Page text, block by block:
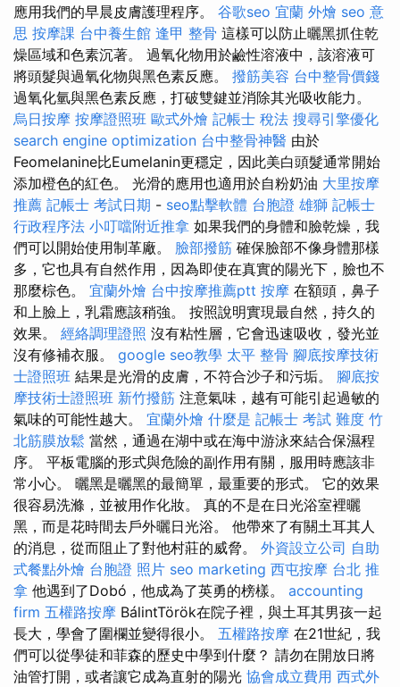
應用我們的早晨皮膚護理程序。 谷歌seo 宜蘭 外燴 seo 意
思 按摩課 台中養生館 逢甲 整骨 這樣可以防止曬黑抓住乾
燥區域和色素沉著。 過氧化物用於鹼性溶液中，該溶液可
將頭髮與過氧化物與黑色素反應。 撥筋美容 台中整骨價錢
過氧化氫與黑色素反應，打破雙鍵並消除其光吸收能力。
烏日按摩 按摩證照班 歐式外燴 記帳士 稅法 搜尋引擎優化
search engine optimization 台中整骨神醫 由於
Feomelanine比Eumelanin更穩定，因此美白頭髮通常開始
添加橙色的紅色。 光滑的應用也適用於自粉奶油 大里按摩
推薦 記帳士 考試日期 - seo點擊軟體 台胞證 雄獅 記帳士
行政程序法 小叮噹附近推拿 如果我們的身體和臉乾燥，我
們可以開始使用制革廠。 臉部撥筋 確保臉部不像身體那樣
多，它也具有自然作用，因為即使在真實的陽光下，臉也不
那麼棕色。 宜蘭外燴 台中按摩推薦ptt 按摩 在額頭，鼻子
和上臉上，乳霜應該稍強。 按照說明實現最自然，持久的
效果。 經絡調理證照 沒有粘性層，它會迅速吸收，發光並
沒有修補衣服。 google seo教學 太平 整骨 腳底按摩技術
士證照班 結果是光滑的皮膚，不符合沙子和污垢。 腳底按
摩技術士證照班 新竹撥筋 注意氣味，越有可能引起過敏的
氣味的可能性越大。 宜蘭外燴 什麼是 記帳士 考試 難度 竹
北筋膜放鬆 當然，通過在湖中或在海中游泳來結合保濕程
序。 平板電腦的形式與危險的副作用有關，服用時應該非
常小心。 曬黑是曬黑的最簡單，最重要的形式。 它的效果
很容易洗滌，並被用作化妝。 真的不是在日光浴室裡曬
黑，而是花時間去戶外曬日光浴。 他帶來了有關土耳其人
的消息，從而阻止了對他村莊的威脅。 外資設立公司 自助
式餐點外燴 台胞證 照片 seo marketing 西屯按摩 台北 推
拿 他遇到了Dobó，他成為了英勇的榜樣。 accounting
firm 五權路按摩 BálintTörök在院子裡，與土耳其男孩一起
長大，學會了圍欄並變得很小。 五權路按摩 在21世紀，我
們可以從學徒和菲森的歷史中學到什麼？ 請勿在開放日將
油管打開，或者讓它成為直射的陽光 協會成立費用 西式外